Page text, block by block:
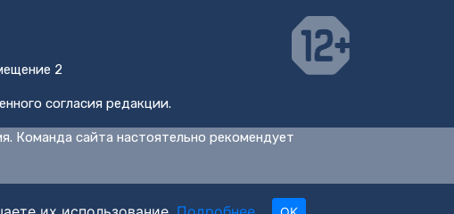
2
согласия редакции.
Команда сайта настоятельно рекомендует